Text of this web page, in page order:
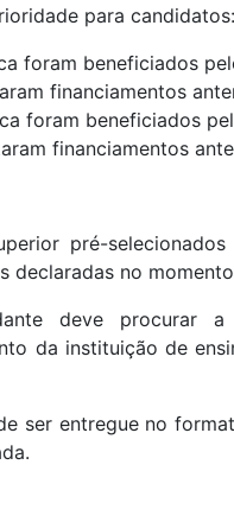
para candidatos:
foram beneficiados
financiamentos
foram beneficiados
financiamentos
pré-
no momento da
deve procurar
da instituição de
ser entregue no